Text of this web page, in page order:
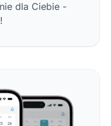
dla Ciebie -